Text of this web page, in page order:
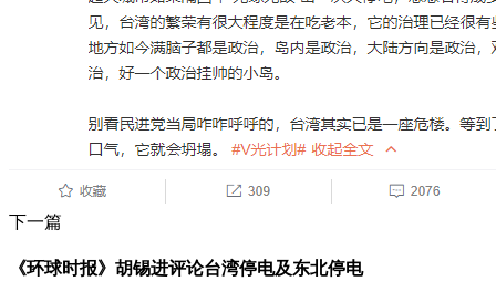
下一篇
《环球时报》胡锡进评论台湾停电及东北停电